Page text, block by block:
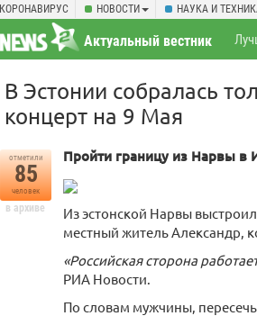
КОРОНАВИРУС НОВОСТИ НАУКА И
Актуальный вестник
В Эстонии собралась
концерт на 9 Мая
отметили
85
человек
в архиве
Пройти границу из Нарвы в
Из эстонской Нарвы
местный житель Александр,
«Российская сторона
РИА Новости.
По словам мужчины,